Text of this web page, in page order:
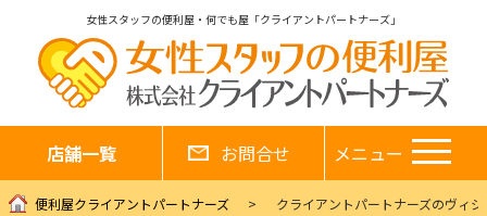
女性スタッフの便利屋・何でも屋「クライアントパートナーズ」
店舗一覧 お問合せ メニュー
便利屋クライアントパートナーズ クライアントパートナーズのヴィ